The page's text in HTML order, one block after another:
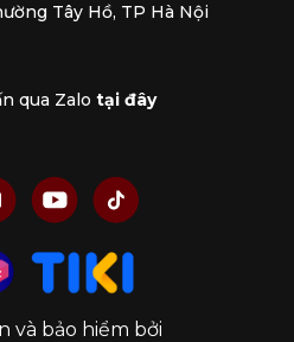
Tây Hồ, TP Hà Nội
qua Zalo tại đây
và bảo hiểm bởi